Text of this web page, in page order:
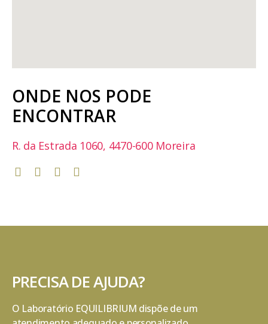
ONDE NOS PODE
ENCONTRAR
R. da Estrada 1060, 4470-600 Moreira
PRECISA DE AJUDA?
O Laboratório EQUILIBRIUM dispõe de um